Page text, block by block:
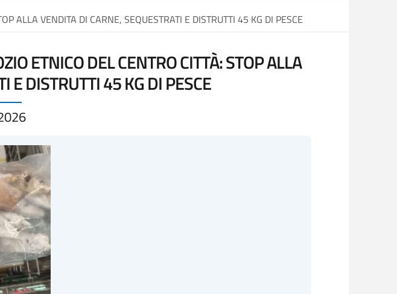
ALLA VENDITA DI CARNE, SEQUESTRATI E DISTRUTTI 45 KG DI PESCE
ETNICO DEL CENTRO CITTÀ: STOP ALLA
E DISTRUTTI 45 KG DI PESCE